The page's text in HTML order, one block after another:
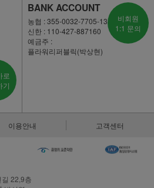
로
기
BANK ACCOUNT
농협 : 355-0032-7705-13
신한 : 110-427-887160
예금주 :
플라워리퍼블릭(박상현)
비회원
1:1 문의
이용안내 고객센터
22,9층